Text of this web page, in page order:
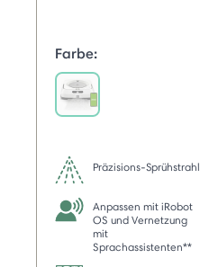
Farbe:
Präzisions-Sprühstrahl
Anpassen mit iRobot
OS und Vernetzung
mit
Sprachassistenten**